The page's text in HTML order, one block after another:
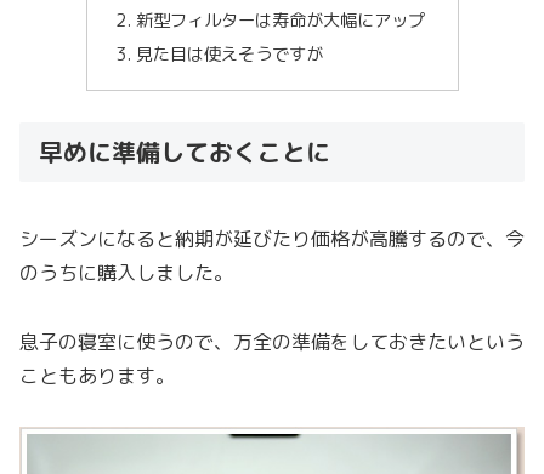
新型フィルターは寿命が大幅にアップ
見た目は使えそうですが
早めに準備しておくことに
シーズンになると納期が延びたり価格が高騰するので、今
のうちに購入しました。
息子の寝室に使うので、万全の準備をしておきたいという
こともあります。